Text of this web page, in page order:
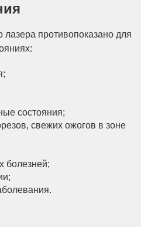
лазера противопоказано для
состояния;
свежих ожогов в зоне
болезней;